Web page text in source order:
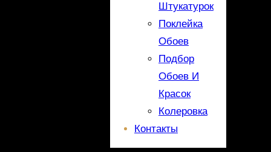
Штукатурок
Поклейка
Обоев
Подбор
Обоев И
Красок
Колеровка
Контакты